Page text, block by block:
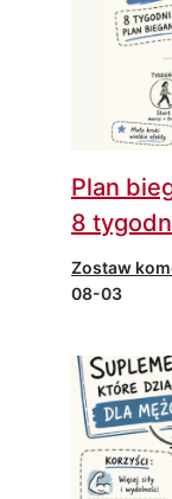
Plan
8
Zostaw
08-03